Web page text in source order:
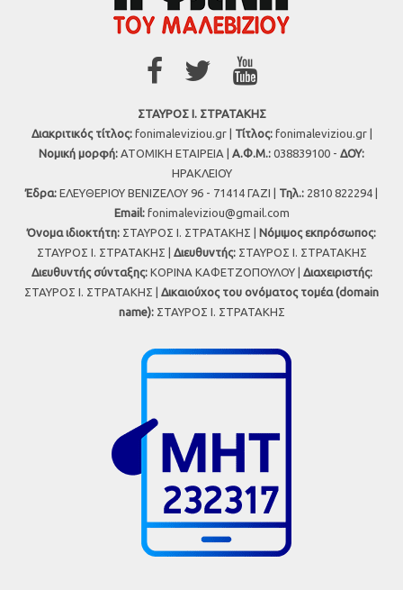
ΣΤΑΥΡΟΣ Ι. ΣΤΡΑΤΑΚΗΣ
Διακριτικός τίτλος:fonimaleviziou.gr | Τίτλος:fonimaleviziou.gr |
Νομική μορφή: ΑΤΟΜΙΚΗ ΕΤΑΙΡΕΙΑ | Α.Φ.Μ.: 038839100 - ΔΟΥ:
ΗΡΑΚΛΕΙΟΥ
Έδρα: ΕΛΕΥΘΕΡΙΟΥ ΒΕΝΙΖΕΛΟΥ 96 - 71414 ΓΑΖΙ | Τηλ.: 2810 822294 |
Εmail: fonimaleviziou@gmail.com
Όνομα ιδιοκτήτη: ΣΤΑΥΡΟΣ Ι. ΣΤΡΑΤΑΚΗΣ | Νόμιμος εκπρόσωπος:
ΣΤΑΥΡΟΣ Ι. ΣΤΡΑΤΑΚΗΣ | Διευθυντής:ΣΤΑΥΡΟΣ Ι. ΣΤΡΑΤΑΚΗΣ
Διευθυντής σύνταξης:ΚΟΡΙΝΑ ΚΑΦΕΤΖΟΠΟΥΛΟΥ | Διαχειριστής:
ΣΤΑΥΡΟΣ Ι. ΣΤΡΑΤΑΚΗΣ | Δικαιούχος του ονόματος τομέα (domain
name):ΣΤΑΥΡΟΣ Ι. ΣΤΡΑΤΑΚΗΣ